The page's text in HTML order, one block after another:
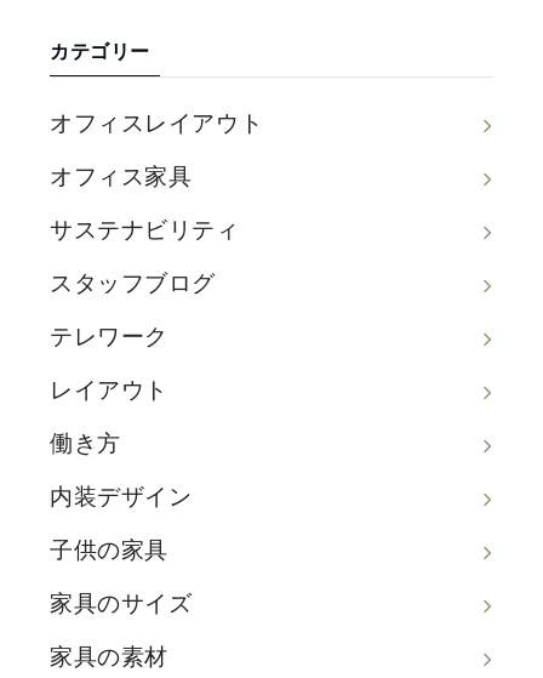
カテゴリー
オフィスレイアウト
オフィス家具
サステナビリティ
スタッフブログ
テレワーク
レイアウト
働き方
内装デザイン
子供の家具
家具のサイズ
家具の素材